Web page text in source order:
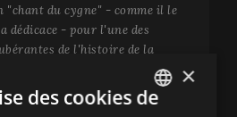
"chant du cygne" - comme il le
dédicace - pour l'une des
de l'histoire de la
circulaire de l'espace,
entouré par le public et
renforce la dimension
×
des cookies de